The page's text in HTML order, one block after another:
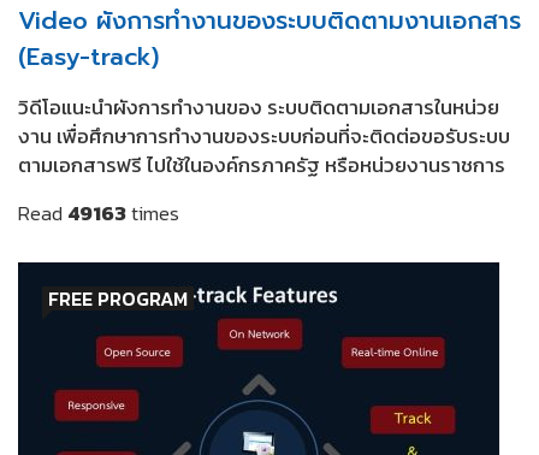
Video ผังการทำงานของระบบติดตามงานเอกสาร
(Easy-track)
วิดีโอแนะนำผังการทำงานของ ระบบติดตามเอกสารในหน่วย
งาน เพื่อศึกษาการทำงานของระบบก่อนที่จะติดต่อขอรับระบบ
ตามเอกสารฟรี ไปใช้ในองค์กรภาครัฐ หรือหน่วยงานราชการ
Read 49163times
FREE PROGRAM